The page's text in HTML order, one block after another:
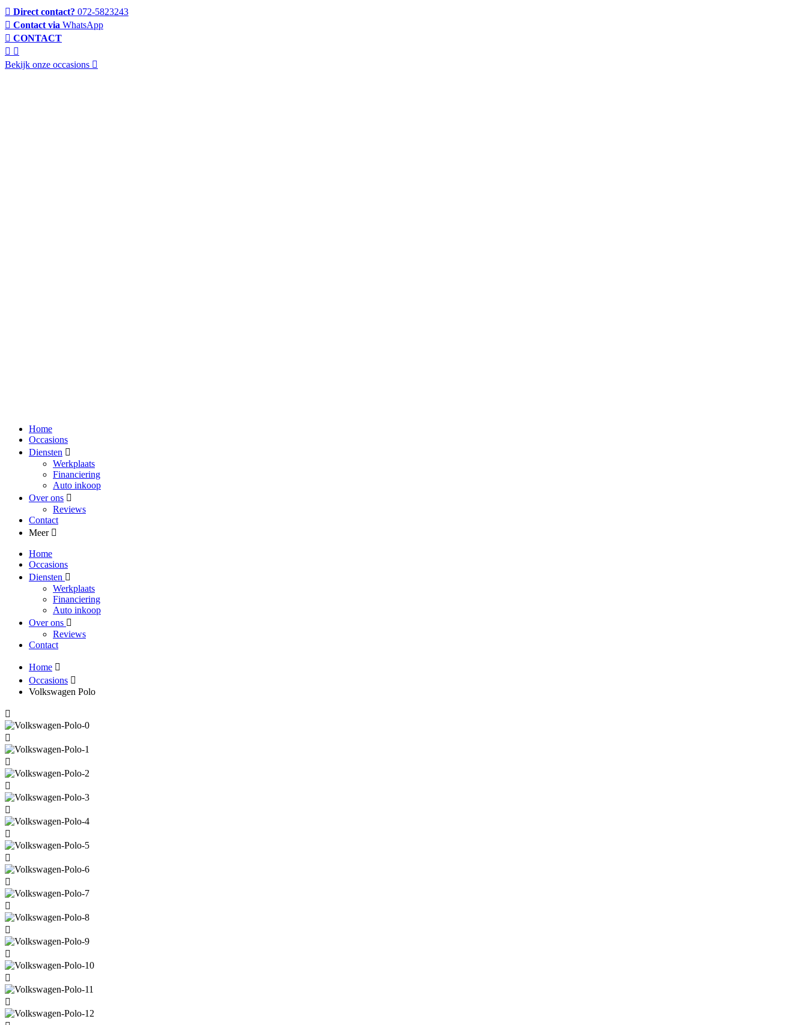
Direct contact? 072-5823243
Contact via WhatsApp
CONTACT
Bekijk onze occasions
Home
Occasions
Diensten
Werkplaats
Financiering
Auto inkoop
Over ons
Reviews
Contact
Meer
Home
Occasions
Diensten
Werkplaats
Financiering
Auto inkoop
Over ons
Reviews
Contact
Home
Occasions
Volkswagen Polo